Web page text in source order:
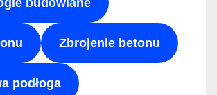
Zbrojenie betonu
podłoga